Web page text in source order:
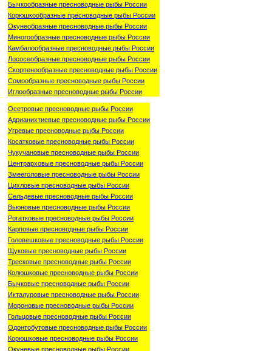
Бычкообразные пресноводные рыбы России
Корюшкообразные пресноводные рыбы России
Окунеобразные пресноводные рыбы России
Миногообразные пресноводные рыбы России
Камбалообразные пресноводные рыбы России
Лососеобразные пресноводные рыбы России
Скорпенообразные пресноводные рыбы России
Сомообразные пресноводные рыбы России
Иглообразные пресноводные рыбы России
Осетровые пресноводные рыбы России
Адрианихтиевые пресноводные рыбы России
Угревые пресноводные рыбы России
Косатковые пресноводные рыбы России
Чукучановые пресноводные рыбы России
Центрарховые пресноводные рыбы России
Змееголовые пресноводные рыбы России
Цихловые пресноводные рыбы России
Сельдевые пресноводные рыбы России
Вьюновые пресноводные рыбы России
Рогатковые пресноводные рыбы России
Карповые пресноводные рыбы России
Головешковые пресноводные рыбы России
Щуковые пресноводные рыбы России
Тресковые пресноводные рыбы России
Колюшковые пресноводные рыбы России
Бычковые пресноводные рыбы России
Икталуровые пресноводные рыбы России
Мороновые пресноводные рыбы России
Гольцовые пресноводные рыбы России
Одонтобутовые пресноводные рыбы России
Корюшковые пресноводные рыбы России
Окуневые пресноводные рыбы России